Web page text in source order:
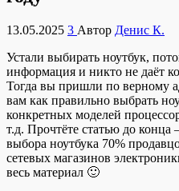
13.05.2025 3 Автор Денис К.
Устали выбирать ноутбук,
информация и никто не даёт
Тогда вы пришли по верному
вам как правильно выбрать
конкретных моделей
т.д. Прочтёте статью до
выбора ноутбука 70%
сетевых магазинов
весь материал 🙂